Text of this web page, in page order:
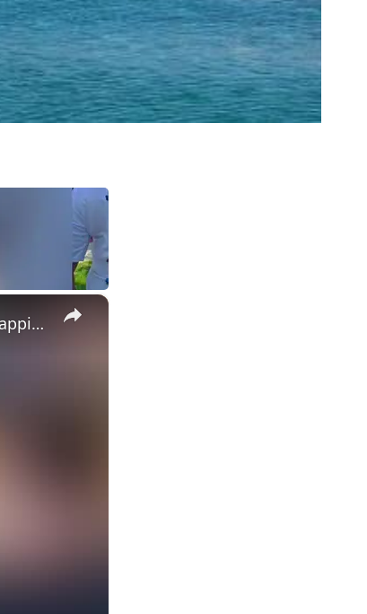
×
Teen With Cerebral Palsy Sends Gym Wild By Beating Deadlift PB | Happily TV